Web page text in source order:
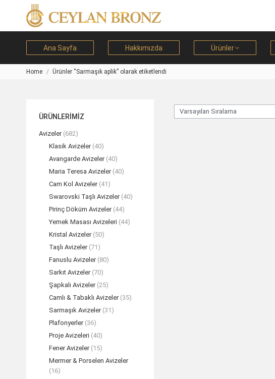
Ana Sayfa Hakkımızda Ürünler
You are here:
Home Ürünler “Sarmaşık aplik” olarak etiketlendi
ÜRÜNLERİMİZ
Avizeler (682)
Klasik Avizeler (40)
Avangarde Avizeler (40)
Maria Teresa Avizeler (40)
Cam Kol Avizeler (41)
Swarovski Taşlı Avizeler (40)
Pirinç Döküm Avizeler (44)
Yemek Masası Avizeleri (44)
Kristal Avizeler (50)
Taşlı Avizeler (71)
Fanuslu Avizeler (80)
Sarkıt Avizeler (70)
Şapkalı Avizeler (25)
Camlı & Tabaklı Avizeler (35)
Sarmaşık Avizeler (31)
Plafonyerler (36)
Proje Avizeleri (40)
Fener Avizeler (15)
Mermer & Porselen Avizeler
(16)